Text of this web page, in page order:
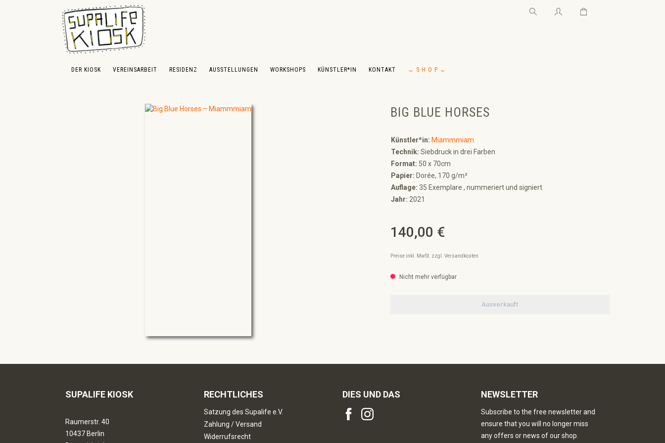
Hauptinhalt springen
Zur Suche springen
Zur Hauptnavigation springen Warenkorb enthält 0
DER KIOSK VEREINSARBEIT RESIDENZ AUSSTELLUNGEN WORKSHOPS KÜNSTLER*IN KONTAKT → S H O P ←
BIG BLUE HORSES
Künstler*in: Miammmiam
Technik: Siebdruck in drei Farben
Format: 50 x 70cm
Papier: Dorée, 170 g/m²
Auflage: 35 Exemplare , nummeriert und signiert
Jahr: 2021
Regulärer Preis:
140,00 €
Preise inkl. MwSt. zzgl. Versandkosten
Nicht mehr verfügbar
Ausverkauft
SUPALIFE KIOSK
Raumerstr. 40
10437 Berlin
RECHTLICHES
Satzung des Supalife e.V.
Zahlung / Versand
Widerrufsrecht
DIES UND DAS NEWSLETTER
Subscribe to the free newsletter and
ensure that you will no longer miss
any offers or news of our shop.